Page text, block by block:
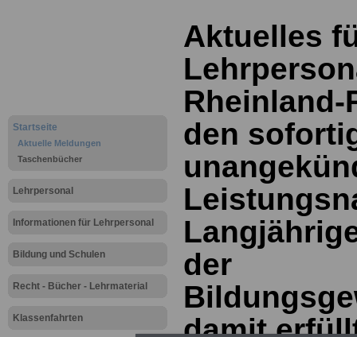
Startseite
Aktuelle Meldungen
Taschenbücher
Lehrpersonal
Informationen für Lehrpersonal
Bildung und Schulen
Recht - Bücher - Lehrmaterial
Klassenfahrten
Aktuelles
Rheinland-
den
der
damit